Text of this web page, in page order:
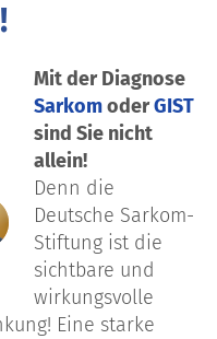
Mit der Diagnose
SarkomoderGIST
sind Sie nicht
allein!
Denn die
Deutsche Sarkom-
Stiftung ist die
sichtbare und
wirkungsvolle
Eine starke